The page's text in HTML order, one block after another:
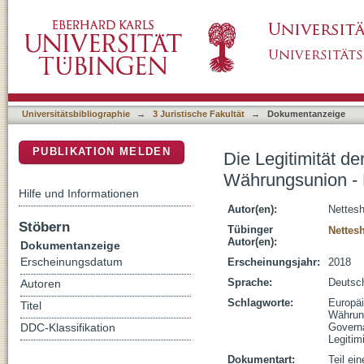
Lösungsansätze
Universitätsbibliographie → 3 Juristische Fakultät → Dokumentanzeige
Die Legitimität
Währungsunion -
Autor(en):
Tübinger
Autor(en):
Erscheinungsjahr:
2018
Sprache:
Schlagworte:
Dokumentart:
Teil
PUBLIKATION MELDEN
Hilfe und Informationen
Stöbern
Dokumentanzeige
Erscheinungsdatum
Autoren
Titel
DDC-Klassifikation